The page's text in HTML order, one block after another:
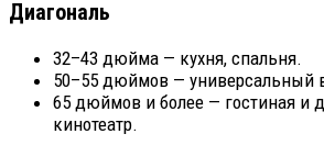
Диагональ
32–43 дюйма — кухня, спальня.
50–55 дюймов — универсальный
65 дюймов и более — гостиная и
кинотеатр.